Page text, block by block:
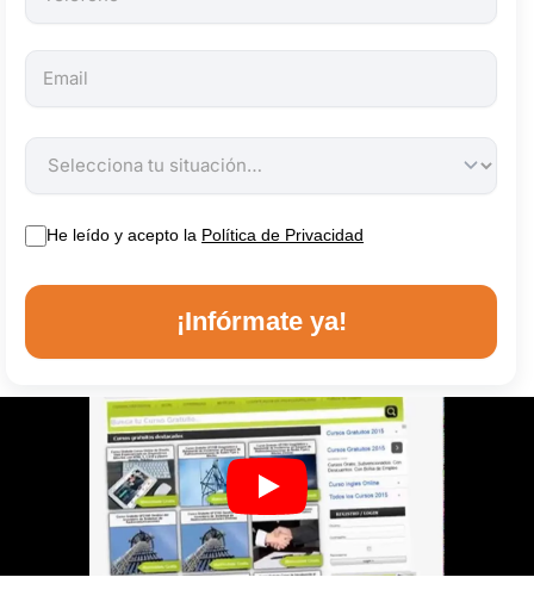
He leído y acepto la Política de Privacidad
¡Infórmate ya!